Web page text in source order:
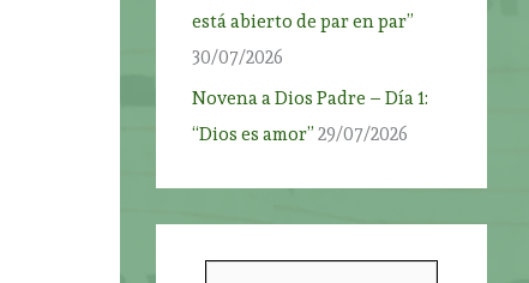
está abierto de par en par”
30/07/2026
Novena a Dios Padre – Día 1:
“Dios es amor” 29/07/2026